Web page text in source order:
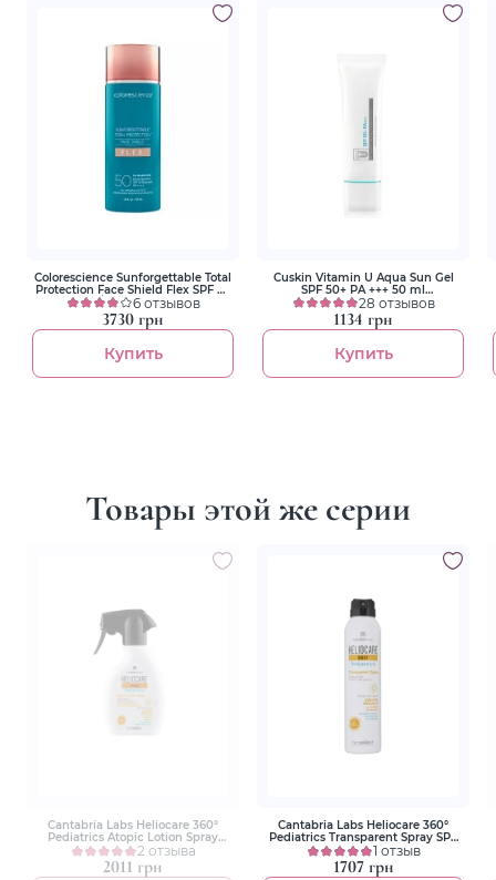
Colorescience Sunforgettable Total
Protection Face Shield Flex SPF 50
Fair / Светлый 55 ml
Солнцезащитный крем для лица
с адаптивными пигментами
6 отзывов
3730 грн
Купить
Cuskin Vitamin U Aqua Sun Gel
SPF 50+ PA +++ 50 ml
Солнцезащитный гель
28 отзывов
1134 грн
Купить
Товары этой же серии
Cantabria Labs Heliocare 360°
Pediatrics Atopic Lotion Spray
SPF50 250ml Детский лосьон для
атопической кожи
2 отзыва
2011 грн
Cantabria Labs Heliocare 360°
Pediatrics Transparent Spray SPF
50+ 200 ml Детский
солнцезащитный спрей
1 отзыв
1707 грн